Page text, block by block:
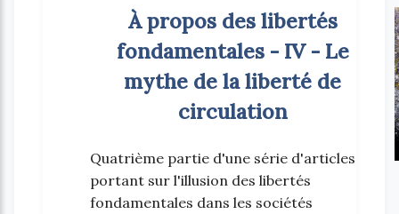
À propos des libertés
fondamentales - IV - Le
mythe de la liberté de
circulation
Quatrième partie d'une série d'articles
portant sur l'illusion des libertés
fondamentales dans les sociétés